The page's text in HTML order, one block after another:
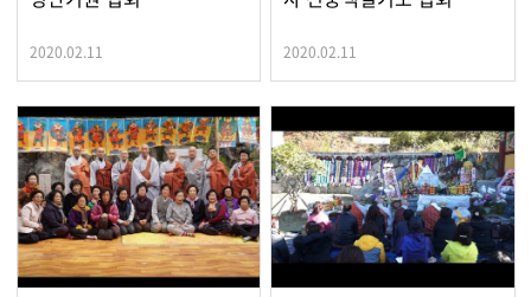
2020.02.11 2020.02.11